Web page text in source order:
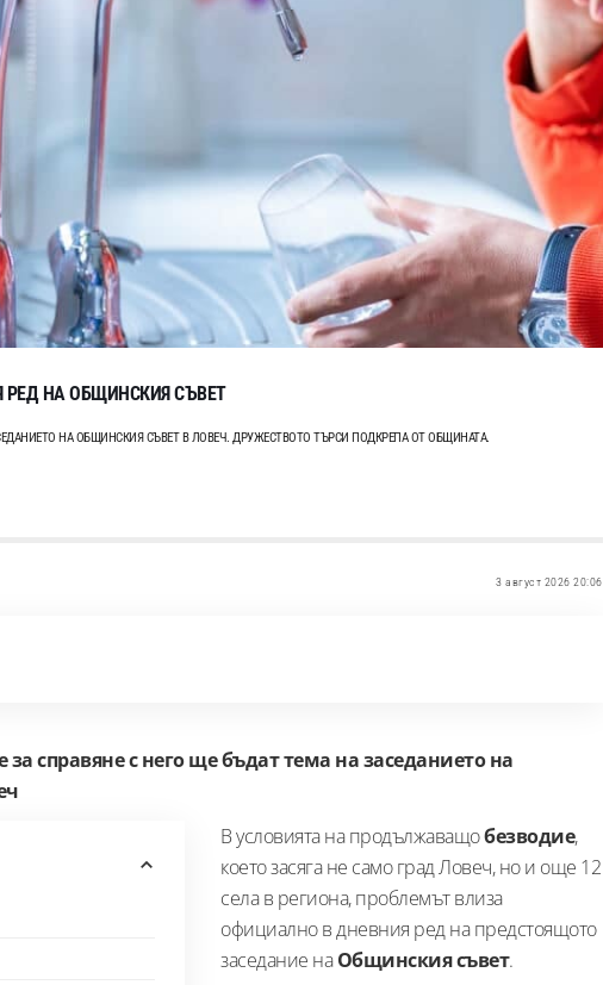
РЕД НА ОБЩИНСКИЯ СЪВЕТ
НА ОБЩИНСКИЯ СЪВЕТ В ЛОВЕЧ. ДРУЖЕСТВОТО ТЪРСИ ПОДКРЕПА ОТ ОБЩИНАТА.
3 август 2026 20:06
справяне с него ще бъдат тема на заседанието на
В условията на продължаващобезводие,
което засяга не само град Ловеч, но и още 12
села в региона, проблемът влиза
официално в дневния ред на предстоящото
заседание наОбщинския съвет.